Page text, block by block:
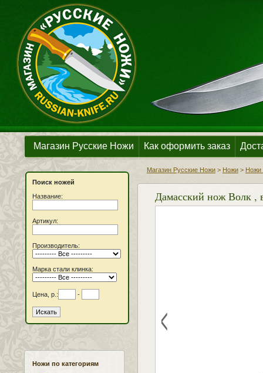
Магазин Русские Ножи Как оформить заказ
Поиск ножей
Название:
Артикул:
Производитель:
Марка стали клинка:
Цена, р.: -
Ножи по категориям
Магазин Русские Ножи > Ножи > Ножи
Дамасский нож Волк ,
<